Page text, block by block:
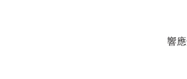
響